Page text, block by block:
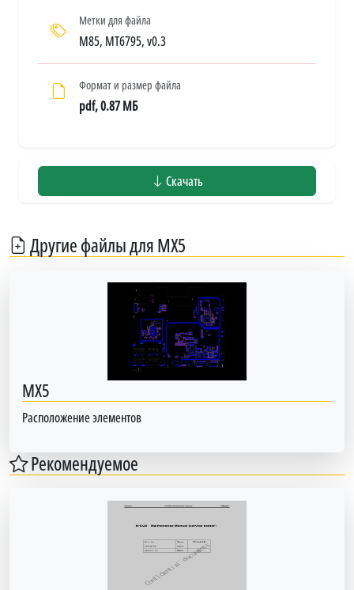
Метки для файла
M85, MT6795, v0.3
Формат и размер файла
pdf, 0.87 МБ
Скачать
Другие файлы для MX5
MX5
Расположение элементов
Рекомендуемое